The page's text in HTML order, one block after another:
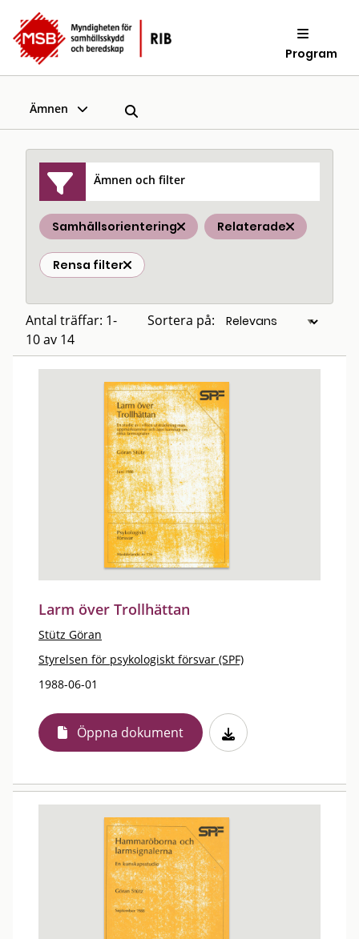
Program
Ämnen
Ämnen och filter
Samhällsorientering Relaterade
Rensa filter
Antal träffar: 1-
10 av 14
Sortera på:
Larm över Trollhättan
Stütz Göran
Styrelsen för psykologiskt försvar (SPF)
1988-06-01
Öppna dokument